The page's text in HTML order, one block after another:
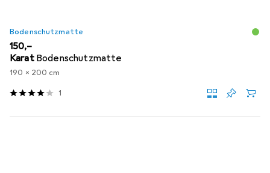
Bodenschutzmatte
EUR
150,–
Karat Bodenschutzmatte
190 x 200 cm
1